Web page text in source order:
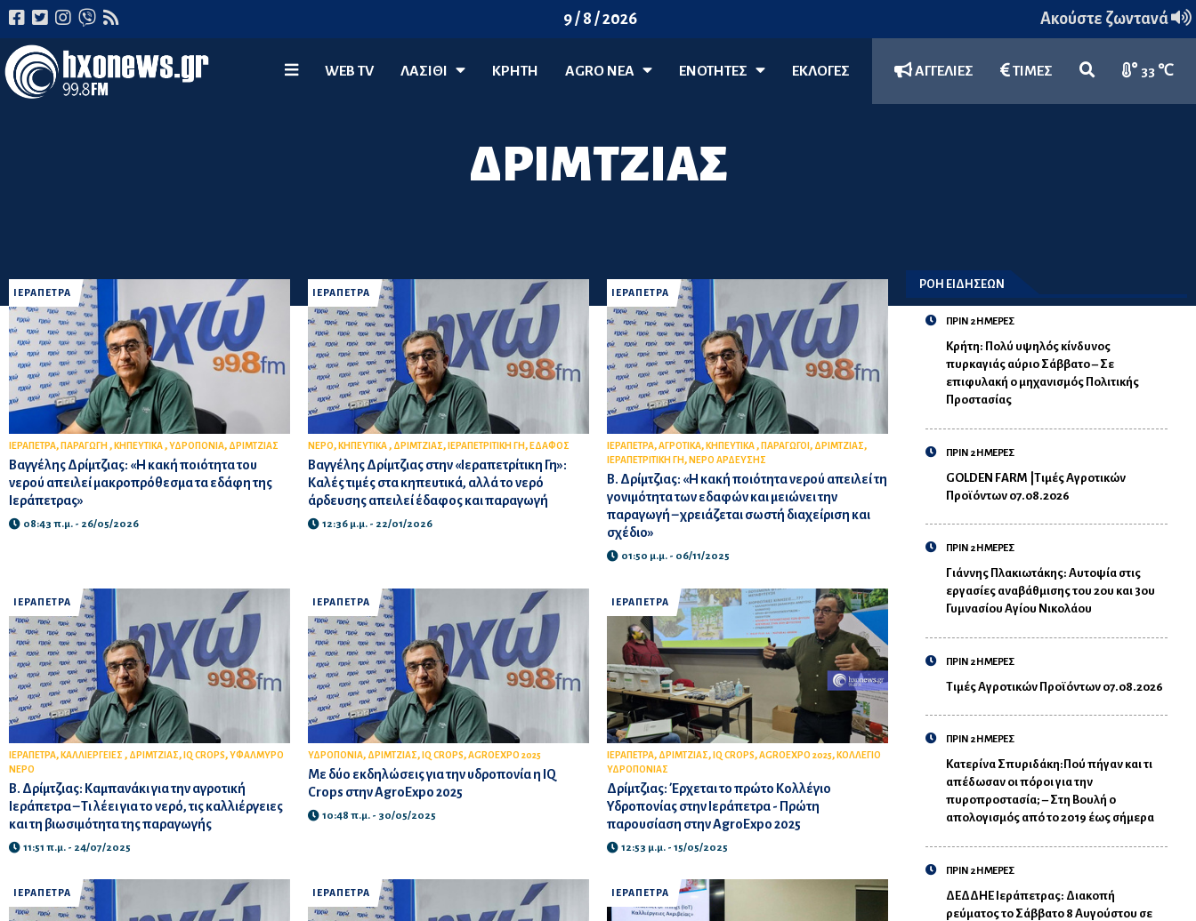
9 / 8 / 2026 Ακούστε ζωντανά
WEB TV ΛΑΣΊΘΙ ΚΡΗΤΗ AGRO ΝΈΑ ΕΝΟΤΗΤΕΣ ΕΚΛΟΓΕΣ ΑΓΓΕΛΙΕΣ ΤΙΜΕΣ 33 ℃
ΔΡΙΜΤΖΙΑΣ
ΙΕΡΑΠΕΤΡΑ
ΙΕΡΑΠΕΤΡΑ, ΠΑΡΑΓΩΓΗ , ΚΗΠΕΥΤΙΚΑ,ΥΔΡΟΠΟΝΙΑ, ΔΡΙΜΤΖΙΑΣ
Βαγγέλης Δρίμτζιας: «Η κακή ποιότητα του
νερού απειλεί μακροπρόθεσμα τα εδάφη της
Ιεράπετρας»
08:43 π.μ. - 26/05/2026
ΙΕΡΑΠΕΤΡΑ
ΝΕΡΟ, ΚΗΠΕΥΤΙΚΑ, ΔΡΙΜΤΖΙΑΣ, ΙΕΡΑΠΕΤΡΙΤΙΚΗ ΓΗ, ΕΔΑΦΟΣ
Βαγγέλης Δρίμτζιας στην «Ιεραπετρίτικη Γη»:
Καλές τιμές στα κηπευτικά, αλλά το νερό
άρδευσης απειλεί έδαφος και παραγωγή
12:36 μ.μ. - 22/01/2026
ΙΕΡΑΠΕΤΡΑ
ΙΕΡΑΠΕΤΡΑ,ΑΓΡΟΤΙΚΑ, ΚΗΠΕΥΤΙΚΑ, ΠΑΡΑΓΩΓΟΙ , ΔΡΙΜΤΖΙΑΣ,
ΙΕΡΑΠΕΤΡΙΤΙΚΗ ΓΗ, ΝΕΡΟ ΑΡΔΕΥΣΗΣ
Β. Δρίμτζιας: «Η κακή ποιότητα νερού απειλεί τη
γονιμότητα των εδαφών και μειώνει την
παραγωγή – χρειάζεται σωστή διαχείριση και
σχέδιο»
01:50 μ.μ. - 06/11/2025
ΙΕΡΑΠΕΤΡΑ
ΙΕΡΑΠΕΤΡΑ, ΚΑΛΛΙΕΡΓΕΙΕΣ , ΔΡΙΜΤΖΙΑΣ, IQ CROPS,ΥΦΑΛΜΥΡΟ
ΝΕΡΟ
Β. Δρίμτζιας: Καμπανάκι για την αγροτική
Ιεράπετρα – Τι λέει για το νερό, τις καλλιέργειες
και τη βιωσιμότητα της παραγωγής
11:51 π.μ. - 24/07/2025
ΙΕΡΑΠΕΤΡΑ
ΥΔΡΟΠΟΝΙΑ, ΔΡΙΜΤΖΙΑΣ, IQ CROPS,AGROEXPO 2025
Με δύο εκδηλώσεις για την υδροπονία η IQ
Crops στην AgroExpo 2025
10:48 π.μ. - 30/05/2025
ΙΕΡΑΠΕΤΡΑ
ΙΕΡΑΠΕΤΡΑ, ΔΡΙΜΤΖΙΑΣ, IQ CROPS,AGROEXPO 2025, ΚΟΛΛΕΓΙΟ
ΥΔΡΟΠΟΝΙΑΣ
Δρίμτζιας: Έρχεται το πρώτο Κολλέγιο
Υδροπονίας στην Ιεράπετρα - Πρώτη
παρουσίαση στην AgroExpo 2025
12:53 μ.μ. - 15/05/2025
ΙΕΡΑΠΕΤΡΑ ΙΕΡΑΠΕΤΡΑ ΙΕΡΑΠΕΤΡΑ
ΡΟΗ ΕΙΔΗΣΕΩΝ
ΠΡΙΝ 2 ΗΜΕΡΕΣ
Κρήτη: Πολύ υψηλός κίνδυνος
πυρκαγιάς αύριο Σάββατο – Σε
επιφυλακή ο μηχανισμός Πολιτικής
Προστασίας
ΠΡΙΝ 2 ΗΜΕΡΕΣ
GOLDEN FARM |Τιμές Αγροτικών
Προϊόντων 07.08.2026
ΠΡΙΝ 2 ΗΜΕΡΕΣ
Γιάννης Πλακιωτάκης: Αυτοψία στις
εργασίες αναβάθμισης του 2ου και 3ου
Γυμνασίου Αγίου Νικολάου
ΠΡΙΝ 2 ΗΜΕΡΕΣ
Τιμές Αγροτικών Προϊόντων 07.08.2026
ΠΡΙΝ 2 ΗΜΕΡΕΣ
Κατερίνα Σπυριδάκη:Πού πήγαν και τι
απέδωσαν οι πόροι για την
πυροπροστασία; – Στη Βουλή ο
απολογισμός από το 2019 έως σήμερα
ΠΡΙΝ 2 ΗΜΕΡΕΣ
ΔΕΔΔΗΕ Ιεράπετρας: Διακοπή
ρεύματος το Σάββατο 8 Αυγούστου σε